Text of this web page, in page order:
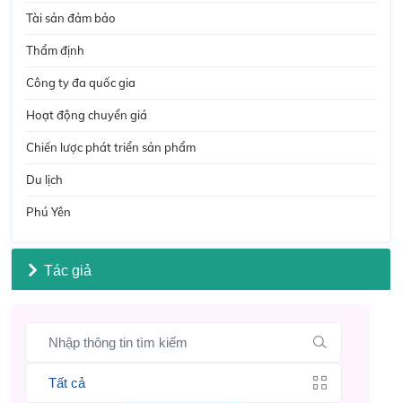
Tài sản đảm bảo
Thẩm định
Công ty đa quốc gia
Hoạt động chuyển giá
Chiến lược phát triển sản phẩm
Du lịch
Phú Yên
Tác giả